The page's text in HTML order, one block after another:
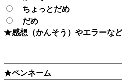
ちょっとだめ
だめ
★感想（かんそう）やエラーなど
★ペンネーム